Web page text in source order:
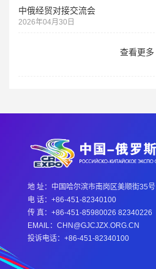
中俄经贸对接交流会
2026年04月30日
查看更多
地 址：中国哈尔滨市南岗区美顺街35号
电 话：+86-451-82340100
传 真：+86-451-85980026 82340226
EMAIL：CHN@GJCJZX.ORG.CN
投诉电话：+86-451-82340100